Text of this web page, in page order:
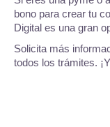
bono para crear tu
Digital es una gran
Solicita más
todos los trámites.